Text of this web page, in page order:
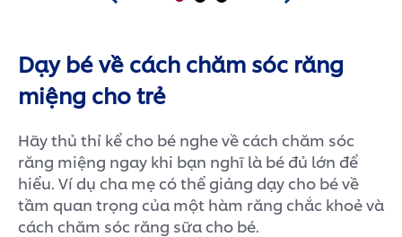
Dạy bé về cách chăm sóc răng
miệng cho trẻ
Hãy thủ thỉ kể cho bé nghe về cách chăm sóc
răng miệng ngay khi bạn nghĩ là bé đủ lớn để
hiểu. Ví dụ cha mẹ có thể giảng dạy cho bé về
tầm quan trọng của một hàm răng chắc khoẻ và
cách chăm sóc răng sữa cho bé.